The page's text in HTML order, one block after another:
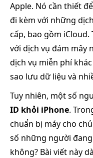
Apple. Nó cần thiết
đi kèm với những
cấp, bao gồm
với dịch vụ đám mây
dịch vụ miễn phí
sao lưu dữ liệu và
Tuy nhiên, một số
ID khỏi iPhone.
chuẩn bị máy cho
số những người
không? Bài viết này